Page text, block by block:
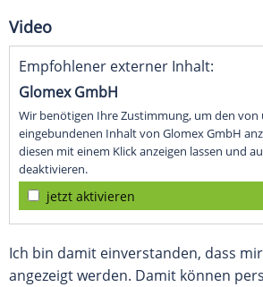
Video
Empfohlener externer Inhalt:
Glomex GmbH
Wir benötigen Ihre Zustimmung, um den von
eingebundenen Inhalt von Glomex GmbH
diesen mit einem Klick anzeigen lassen und
deaktivieren.
jetzt aktivieren
Ich bin damit einverstanden, dass
angezeigt werden. Damit können